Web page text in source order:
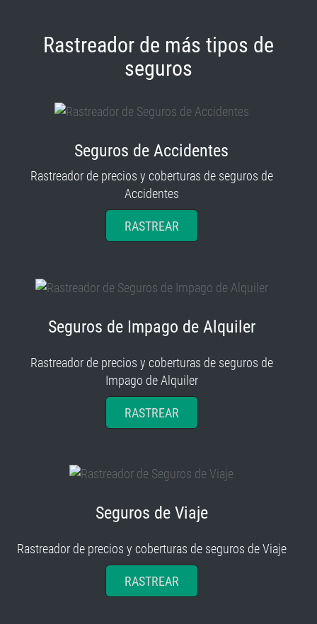
Rastreador de más tipos de
seguros
Seguros de Accidentes
Rastreador de precios y coberturas de seguros de
Accidentes
RASTREAR
Seguros de Impago de Alquiler
Rastreador de precios y coberturas de seguros de
Impago de Alquiler
RASTREAR
Seguros de Viaje
Rastreador de precios y coberturas de seguros de Viaje
RASTREAR